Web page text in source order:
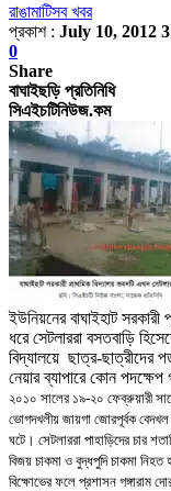
রাঙামাটিসব খবর
প্রকাশ : July 10, 2012
0
Share
বাঘাইছড়ি প্রতিনিধি
সিএইচটিনিউজ.কম
ইউনিয়নের বাঘাইহাট
ধরে সেটলাররা বসতবাড়ি
বিদ্যালয়ে ছাত্র-ছাত্রীদের
নেয়ার ব্যাপারে কোন
২০১০ সালের ১৯-২০ ফেব্রুয়ারী
ভোগদখলীয় জায়গা জোরপূর্বক বেদখল
ঘটে । সেটলাররা পাহাড়িদের চার
বিজয় চাকমা ও বুদ্ধপুদি চাকমা নিহত
বিক্ষোভের ফলে প্রশাসন গঙ্গারাম